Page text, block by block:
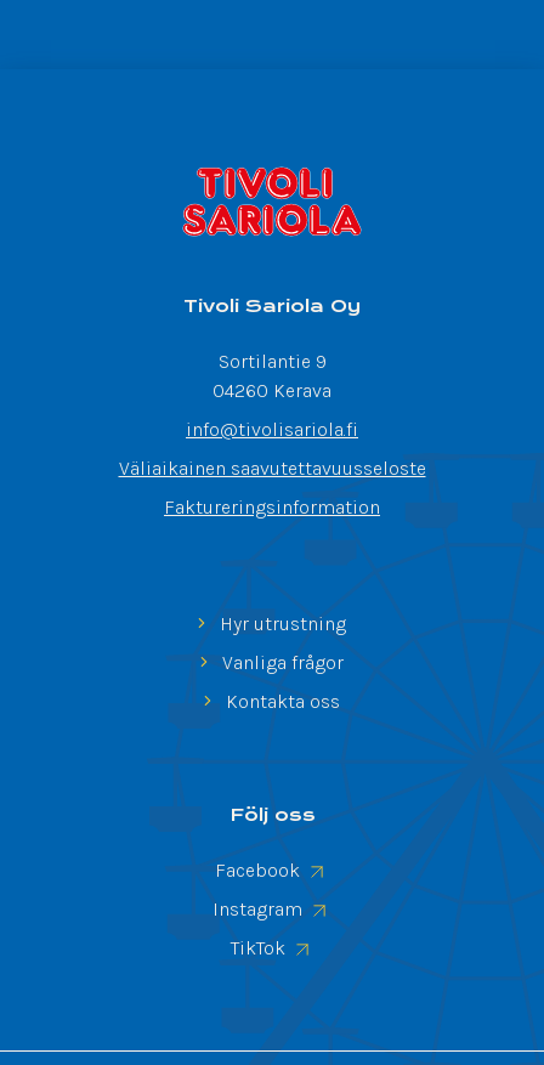
Tivoli Sariola Oy
Sortilantie 9
04260 Kerava
info@tivolisariola.fi
Väliaikainen saavutettavuusseloste
Faktureringsinformation
Hyr utrustning
Vanliga frågor
Kontakta oss
Följ oss
Facebook
Instagram
TikTok